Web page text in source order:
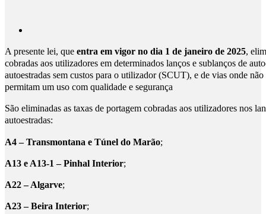
A presente lei, que entra em vigor no dia 1 de janeiro de 2025,
cobradas aos utilizadores em determinados lanços e sublanços de
autoestradas sem custos para o utilizador (SCUT), e de vias onde
permitam um uso com qualidade e segurança
São eliminadas as taxas de portagem cobradas aos utilizadores nos
autoestradas:
A4 – Transmontana e Túnel do Marão;
A13 e A13-1 – Pinhal Interior;
A22 – Algarve;
A23 – Beira Interior;